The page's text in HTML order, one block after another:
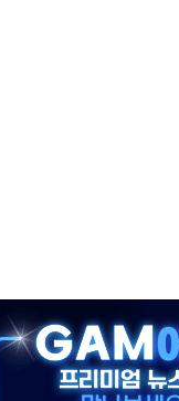
력 대응'
화폐 법안 처리 여부도